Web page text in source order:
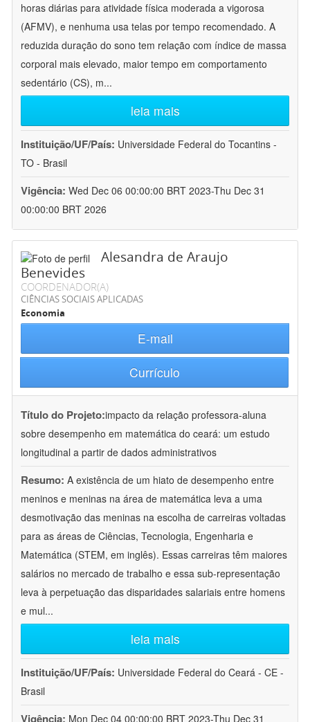
horas diárias para atividade física moderada a vigorosa
(AFMV), e nenhuma usa telas por tempo recomendado. A
reduzida duração do sono tem relação com índice de massa
corporal mais elevado, maior tempo em comportamento
sedentário (CS), m...
leia mais
Instituição/UF/País: Universidade Federal do Tocantins -
TO - Brasil
Vigência: Wed Dec 06 00:00:00 BRT 2023-Thu Dec 31
00:00:00 BRT 2026
Alesandra de Araujo
Benevides
COORDENADOR(A)
CIÊNCIAS SOCIAIS APLICADAS
Economia
E-mail
Currículo
Título do Projeto:impacto da relação professora-aluna
sobre desempenho em matemática do ceará: um estudo
longitudinal a partir de dados administrativos
Resumo: A existência de um hiato de desempenho entre
meninos e meninas na área de matemática leva a uma
desmotivação das meninas na escolha de carreiras voltadas
para as áreas de Ciências, Tecnologia, Engenharia e
Matemática (STEM, em inglês). Essas carreiras têm maiores
salários no mercado de trabalho e essa sub-representação
leva à perpetuação das disparidades salariais entre homens
e mul...
leia mais
Instituição/UF/País: Universidade Federal do Ceará - CE -
Brasil
Vigência: Mon Dec 04 00:00:00 BRT 2023-Thu Dec 31